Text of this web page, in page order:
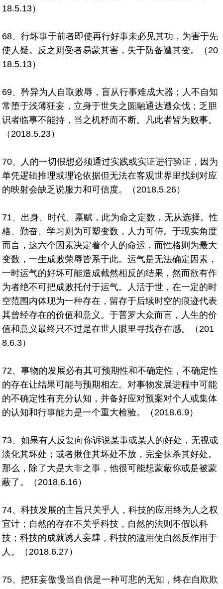
18.5.13）
68、行坏事于前者即使再行好事未必见其功，为害于先
使人疑。反之则受者易蒙其害，失于防备遭其变。（20
18.5.13）
69、矜异为人自取败辱，盲从行事难成大器；人不自知
常堕于浅薄狂妄，立身于世失之圆融通达遭众伐；乏胆
识者临事不能持，当之机杼而不断。凡此者皆为败事。
（2018.5.23）
70、人的一切假想必须通过实践或实证进行验证，因为
单凭逻辑推理或理论依据但无法在客观世界里找到对应
的映射会缺乏说服力和可信度。（2018.5.26）
71、出身、时代、禀赋，此为命之定数，无从选择。性
格、勤奋、学习则为可塑变数，人力可侍。于现实角度
而言，这六个因素决定着个人的命运，而性格则为最大
变数，一生成败荣辱皆系于此。运气是无法确定因素，
一时运气的好坏可能造成截然相反的结果，然而欲有作
为者绝不可把成败托付于运气。人活于世，在一定的时
空范围内体现为一种存在，留存于后续时空的痕迹代表
其曾经存在的价值和意义。于普罗大众而言，人生的价
值和意义最终只不过是在世人眼里寻找存在感。（201
8.6.3）
72、事物的发展必有其可预期性和不确定性，不确定性
的存在让结果可能与预期相左。对事物发展进程中可能
的不确定性有充分认知，并备好应对预案对个人或集体
的认知和行事能力是一个重大检验。（2018.6.9）
73、如果有人反复向你诉说某事或某人的好处，无视或
淡化其坏处；或者揪住其坏处不放，完全抹杀其好处。
那么，除了大是大非之事，他很可能想蒙蔽你或是被蒙
蔽了。（2018.6.16）
74、科技发展的主旨只关乎人，科技的应用终为人之权
宜计；自然的存在不关乎科技，自然的法则不假以科
技；科技的成就诱人妄肆，科技的滥用使自然反作用于
人。（2018.6.27）
75、把狂妄傲慢当自信是一种可悲的无知，终在自欺欺